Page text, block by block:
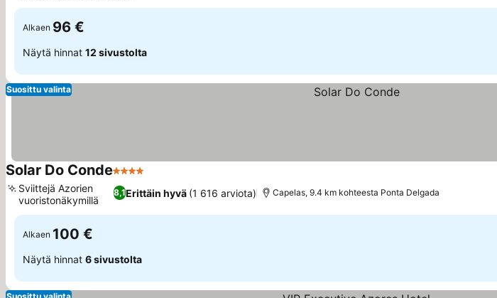
Alkaen 96 €
Näytä hinnat 12 sivustolta
Suosittu valinta
Solar Do Conde4 Tähtiluokitus
8,1Erittäin hyvä (1 616 arviota)
Sviittejä Azorien
vuoristonäkymillä
Capelas, 9.4 km kohteesta Ponta Delgada
Alkaen 100 €
Näytä hinnat 6 sivustolta